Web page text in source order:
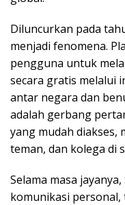
Diluncurkan pada
menjadi fenomena.
pengguna untuk
secara gratis melalui
antar negara dan
adalah gerbang
yang mudah diakses,
teman, dan kolega di
Selama masa
komunikasi